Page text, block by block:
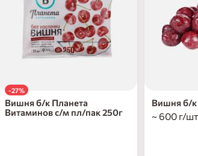
-27%
Вишня б/к Планета
Витаминов с/м пл/пак 250г
Вишня б/к
~ 600 г/шт